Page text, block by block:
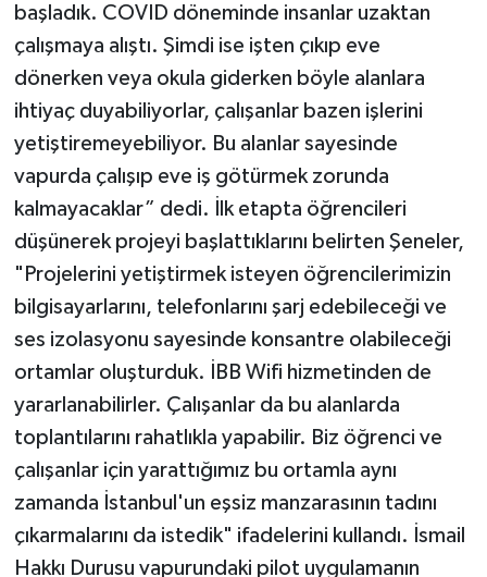
başladık. COVID döneminde insanlar uzaktan
çalışmaya alıştı. Şimdi ise işten çıkıp eve
dönerken veya okula giderken böyle alanlara
ihtiyaç duyabiliyorlar, çalışanlar bazen işlerini
yetiştiremeyebiliyor. Bu alanlar sayesinde
vapurda çalışıp eve iş götürmek zorunda
kalmayacaklar” dedi. İlk etapta öğrencileri
düşünerek projeyi başlattıklarını belirten Şeneler,
"Projelerini yetiştirmek isteyen öğrencilerimizin
bilgisayarlarını, telefonlarını şarj edebileceği ve
ses izolasyonu sayesinde konsantre olabileceği
ortamlar oluşturduk. İBB Wifi hizmetinden de
yararlanabilirler. Çalışanlar da bu alanlarda
toplantılarını rahatlıkla yapabilir. Biz öğrenci ve
çalışanlar için yarattığımız bu ortamla aynı
zamanda İstanbul'un eşsiz manzarasının tadını
çıkarmalarını da istedik" ifadelerini kullandı. İsmail
Hakkı Durusu vapurundaki pilot uygulamanın